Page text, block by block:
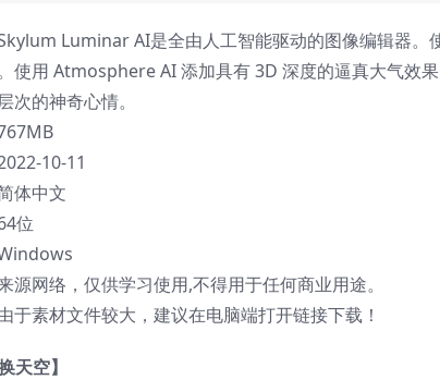
Luminar AI是全由人工智能驱动的图像编辑器
使用 Atmosphere AI 添加具有 3D 深度的逼真大气效
次的神奇心情。
10-11
体中文
位
源网络，仅供学习使用,不得用于任何商业用途。
于素材文件较大，建议在电脑端打开链接下载！
天空】